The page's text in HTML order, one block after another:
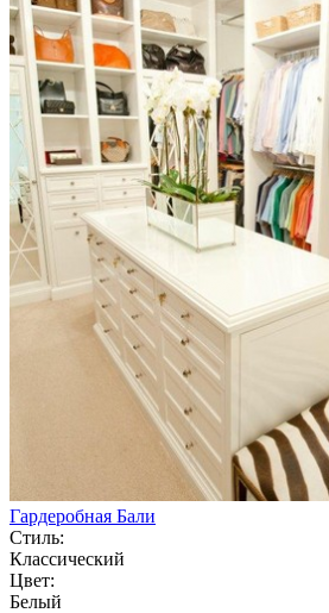
Гардеробная Бали
Стиль:
Классический
Цвет:
Белый